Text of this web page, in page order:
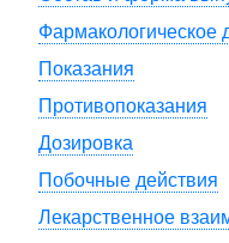
Фармакологическое
Показания
Противопоказания
Дозировка
Побочные действия
Лекарственное